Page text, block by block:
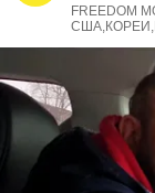
FREEDOM